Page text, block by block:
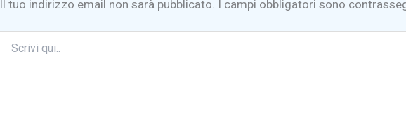
Il tuo indirizzo email non sarà pubblicato. I campi obbligatori sono
qui..